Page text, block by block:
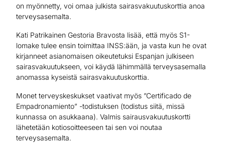
on myönnetty, voi omaa julkista sairasvakuutuskorttia anoa
terveysasemalta.
Kati Patrikainen Gestoria Bravosta lisää, että myös S1-
lomake tulee ensin toimittaa INSS:ään, ja vasta kun he ovat
kirjanneet asianomaisen oikeutetuksi Espanjan julkiseen
sairasvakuutukseen, voi käydä lähimmällä terveysasemalla
anomassa kyseistä sairasvakuutuskorttia.
Monet terveyskeskukset vaativat myös ”Certificado de
Empadronamiento” -todistuksen (todistus siitä, missä
kunnassa on asukkaana). Valmis sairausvakuutuskortti
lähetetään kotiosoitteeseen tai sen voi noutaa
terveysasemalta.